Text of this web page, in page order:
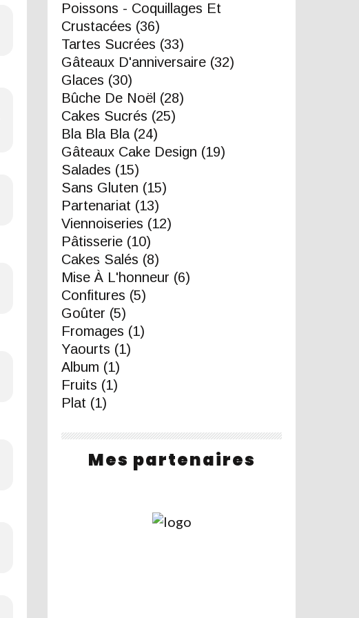
Poissons - Coquillages Et
Crustacées (36)
Tartes Sucrées (33)
Gâteaux D'anniversaire (32)
Glaces (30)
Bûche De Noël (28)
Cakes Sucrés (25)
Bla Bla Bla(24)
Gâteaux Cake Design (19)
Salades (15)
Sans Gluten (15)
Partenariat (13)
Viennoiseries (12)
Pâtisserie (10)
Cakes Salés (8)
Mise À L'honneur (6)
Confitures (5)
Goûter (5)
Fromages (1)
Yaourts (1)
Album (1)
Fruits (1)
Plat (1)
Mes partenaires